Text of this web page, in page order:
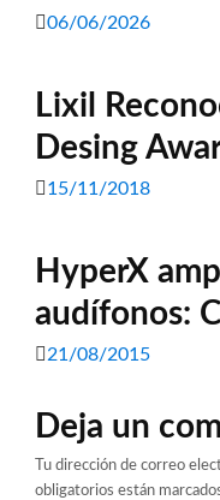
06/06/2026
Lixil
Desing
15/11/2018
HyperX
audífonos:
21/08/2015
Deja un
Tu dirección de correo
obligatorios están